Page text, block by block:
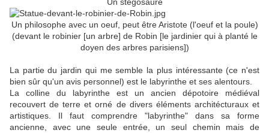
Un philosophe avec un oeuf, peut être Aristote (l'oeuf et la poule)
(devant le robinier [un arbre] de Robin [le jardinier qui à planté le
doyen des arbres parisiens])
La partie du jardin qui me semble la plus intéressante (ce n'est
bien sûr qu'un avis personnel) est le labyrinthe et ses alentours.
La colline du labyrinthe est un ancien dépotoire médiéval
recouvert de terre et orné de divers éléments architécturaux et
artistiques. Il faut comprendre "labyrinthe" dans sa forme
ancienne, avec une seule entrée, un seul chemin mais de